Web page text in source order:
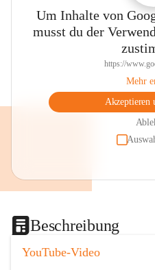
Um Inhalte von
musst du der
https://
Mehr
Akzeptieren
Beschreibung
YouTube-Video